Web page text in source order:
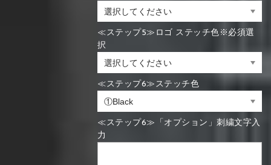
≪ステップ5≫ロゴ ステッチ色※必須選
択
≪ステップ6≫ステッチ色
≪ステップ6≫「オプション」刺繍文字入
力